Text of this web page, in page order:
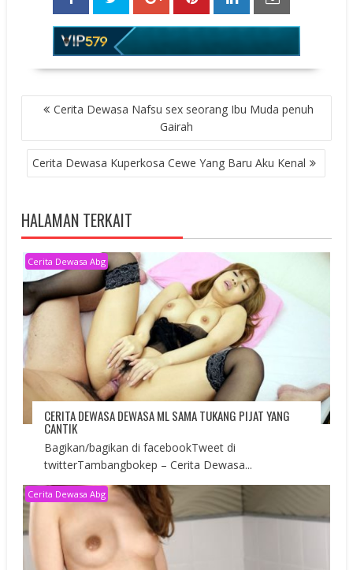
POST
NAVIGATION
Cerita Dewasa Nafsu sex seorang Ibu Muda penuh
Gairah
Cerita Dewasa Kuperkosa Cewe Yang Baru Aku Kenal
HALAMAN TERKAIT
Cerita Dewasa Abg
CERITA DEWASA DEWASA ML SAMA TUKANG PIJAT YANG
CANTIK
Bagikan/bagikan di facebookTweet di
twitterTambangbokep – Cerita Dewasa...
Cerita Dewasa Abg